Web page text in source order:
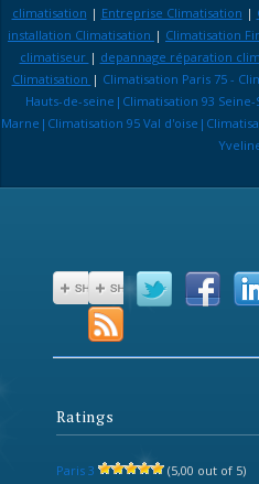
climatisation | Entreprise Climatisation |
installation Climatisation | Climatisation
climatiseur | depannage réparation clim
Climatisation | Climatisation Paris 75 -
Hauts-de-seine|Climatisation 93
Marne|Climatisation 95 Val
Ratings
Paris 3 (5,00 out of 5)